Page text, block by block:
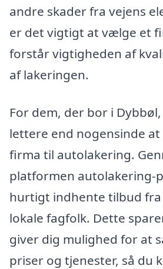
andre skader fra vejens
er det vigtigt at vælge et
forstår vigtigheden af
af lakeringen.
For dem, der bor i
lettere end nogensinde
firma til autolakering.
platformen autolakering-
hurtigt indhente tilbud
lokale fagfolk. Dette
giver dig mulighed for at
priser og tjenester, så du